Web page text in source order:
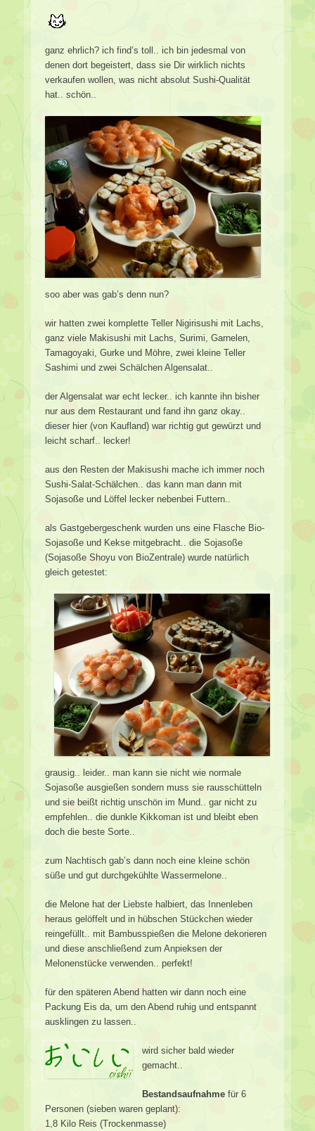
ganz ehrlich? ich find’s toll.. ich bin jedesmal von
denen dort begeistert, dass sie Dir wirklich nichts
verkaufen wollen, was nicht absolut Sushi-Qualität
hat.. schön..
soo aber was gab’s denn nun?
wir hatten zwei komplette Teller Nigirisushi mit Lachs,
ganz viele Makisushi mit Lachs, Surimi, Garnelen,
Tamagoyaki, Gurke und Möhre, zwei kleine Teller
Sashimi und zwei Schälchen Algensalat..
der Algensalat war echt lecker.. ich kannte ihn bisher
nur aus dem Restaurant und fand ihn ganz okay..
dieser hier (von Kaufland) war richtig gut gewürzt und
leicht scharf.. lecker!
aus den Resten der Makisushi mache ich immer noch
Sushi-Salat-Schälchen.. das kann man dann mit
Sojasoße und Löffel lecker nebenbei Futtern..
als Gastgebergeschenk wurden uns eine Flasche Bio-
Sojasoße und Kekse mitgebracht.. die Sojasoße
(Sojasoße Shoyu von BioZentrale) wurde natürlich
gleich getestet:
grausig.. leider.. man kann sie nicht wie normale
Sojasoße ausgießen sondern muss sie rausschütteln
und sie beißt richtig unschön im Mund.. gar nicht zu
empfehlen.. die dunkle Kikkoman ist und bleibt eben
doch die beste Sorte..
zum Nachtisch gab’s dann noch eine kleine schön
süße und gut durchgekühlte Wassermelone..
die Melone hat der Liebste halbiert, das Innenleben
heraus gelöffelt und in hübschen Stückchen wieder
reingefüllt.. mit Bambusspießen die Melone dekorieren
und diese anschließend zum Anpieksen der
Melonenstücke verwenden.. perfekt!
für den späteren Abend hatten wir dann noch eine
Packung Eis da, um den Abend ruhig und entspannt
ausklingen zu lassen..
wird sicher bald wieder
gemacht..
Bestandsaufnahme für 6
Personen (sieben waren geplant):
1,8 Kilo Reis (Trockenmasse)